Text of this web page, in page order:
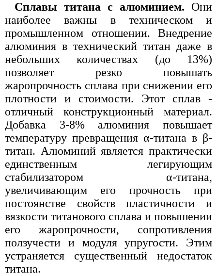
Сплавы титана с алюминием. Они
наиболее важны в техническом и
промышленном отношении. Внедрение
алюминия в технический титан даже в
небольших количествах (до 13%)
позволяет резко повышать
жаропрочность сплава при снижении его
плотности и стоимости. Этот сплав -
отличный конструкционный материал.
Добавка 3-8% алюминия повышает
температуру превращения α-титана в β-
титан. Алюминий является практически
единственным легирующим
стабилизатором α-титана,
увеличивающим его прочность при
постоянстве свойств пластичности и
вязкости титанового сплава и повышении
его жаропрочности, сопротивления
ползучести и модуля упругости. Этим
устраняется существенный недостаток
титана.